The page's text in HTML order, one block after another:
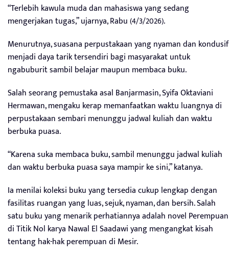
“Terlebih kawula muda dan mahasiswa yang sedang
mengerjakan tugas,” ujarnya, Rabu (4/3/2026).
Menurutnya, suasana perpustakaan yang nyaman dan kondusif
menjadi daya tarik tersendiri bagi masyarakat untuk
ngabuburit sambil belajar maupun membaca buku.
Salah seorang pemustaka asal Banjarmasin, Syifa Oktaviani
Hermawan, mengaku kerap memanfaatkan waktu luangnya di
perpustakaan sembari menunggu jadwal kuliah dan waktu
berbuka puasa.
“Karena suka membaca buku, sambil menunggu jadwal kuliah
dan waktu berbuka puasa saya mampir ke sini,” katanya.
Ia menilai koleksi buku yang tersedia cukup lengkap dengan
fasilitas ruangan yang luas, sejuk, nyaman, dan bersih. Salah
satu buku yang menarik perhatiannya adalah novel Perempuan
di Titik Nol karya Nawal El Saadawi yang mengangkat kisah
tentang hak-hak perempuan di Mesir.